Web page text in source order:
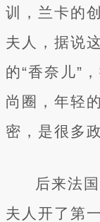
训，兰卡的
夫人，据说
的“香奈儿”
尚圈，年轻
密，是很多
后来法
夫人开了第